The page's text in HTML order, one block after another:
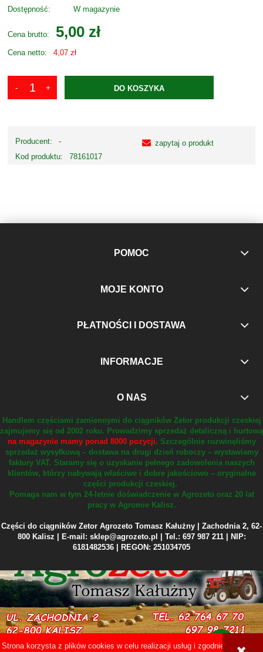
Strona korzysta z plików cookies w celu realizacji usług i zgodnie z
Dostępność: W magazynie
Cena brutto: 5,00 zł
Cena netto: 4,07 zł
DO KOSZYKA
Producent:
-
Kod produktu:
78161017
zapytaj o produkt
POMOC
MOJE KONTO
PŁATNOŚCI I DOSTAWA
INFORMACJE
O NAS
Handlem częściami zamiennymi do ciągników Zetor produkcji czeskiej
zajmujemy się od 2002 roku. Prowadzimy sprzedaż detaliczną i hurtową
na magazynie mamy ponad 8000 pozycji. Szczególnie rozwinęliśmy
sprzedaż wysyłkową – dostawa na drugi dzień roboczy – wystawiamy
faktury VAT. Staramy się o uzyskanie pełnego zadowolenia naszych
klientów, którzy nabywają właściwe i dobre jakościowo – oryginalne
części produkcji czeskiej.
Pomaga nam w tym 24-letnie doświadczenie w Agrozeto oraz 20 lat
pracy w Agromie Kalisz.
Części do ciągników Zetor Agrozeto Tomasz Kałużny | Zachodnia 2, 62-
800 Kalisz | E-mail: sklep@agrozeto.pl | Tel.: 697 987 211 | NIP:
6181482536 | REGON: 251034705